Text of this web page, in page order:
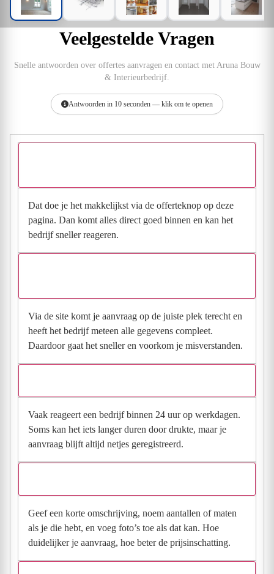
Veelgestelde Vragen
Snelle antwoorden over offertes aanvragen en contact met Aruna Bouw
& Interieurbedrijf.
Antwoorden in 10 seconden — klik om te openen
Dat doe je het makkelijkst via de offerteknop op deze
pagina. Dan komt alles direct goed binnen en kan het
bedrijf sneller reageren.
Via de site komt je aanvraag op de juiste plek terecht en
heeft het bedrijf meteen alle gegevens compleet.
Daardoor gaat het sneller en voorkom je misverstanden.
Vaak reageert een bedrijf binnen 24 uur op werkdagen.
Soms kan het iets langer duren door drukte, maar je
aanvraag blijft altijd netjes geregistreerd.
Geef een korte omschrijving, noem aantallen of maten
als je die hebt, en voeg foto’s toe als dat kan. Hoe
duidelijker je aanvraag, hoe beter de prijsinschatting.